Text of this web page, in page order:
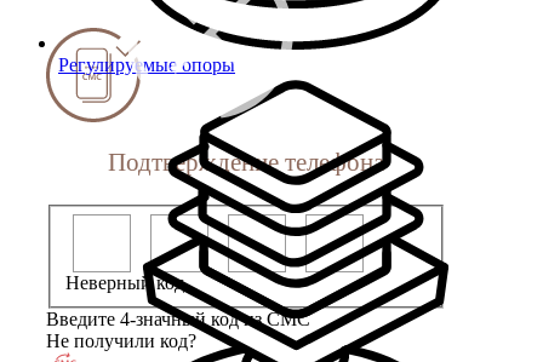
Регулируемые опоры
Подтверждение телефона
Неверный код
Введите 4-значный код из СМС
Не получили код?